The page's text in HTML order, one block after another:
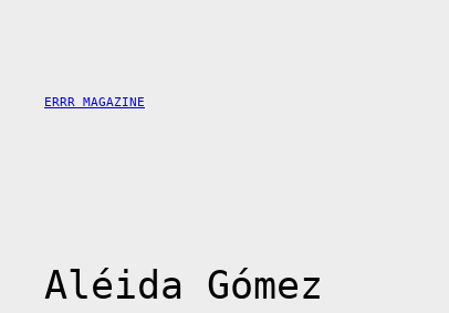
ERRR MAGAZINE
Aléida Gómez